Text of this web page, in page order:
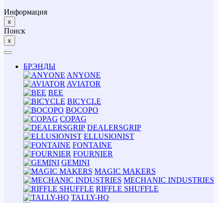
Информация
x
Поиск
x
БРЭНДЫ
ANYONE
AVIATOR
BEE
BICYCLE
BOCOPO
COPAG
DEALERSGRIP
ELLUSIONIST
FONTAINE
FOURNIER
GEMINI
MAGIC MAKERS
MECHANIC INDUSTRIES
RIFFLE SHUFFLE
TALLY-HO